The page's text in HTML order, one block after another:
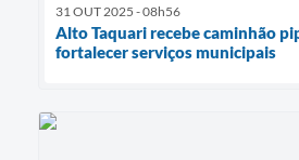
31 OUT 2025 - 08h56
Alto Taquari recebe caminhão
fortalecer serviços municipais